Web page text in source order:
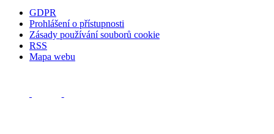
GDPR
Prohlášení o přístupnosti
Zásady používání souborů cookie
RSS
Mapa webu